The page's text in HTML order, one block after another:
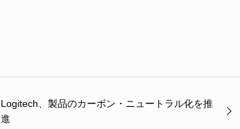
Logitech、製品のカーボン・ニュートラル化を推
進